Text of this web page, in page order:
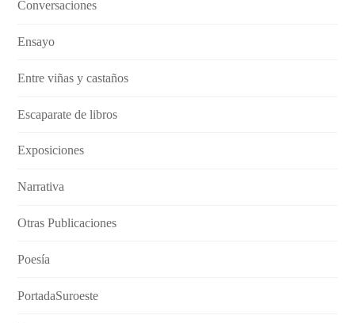
Conversaciones
Ensayo
Entre viñas y castaños
Escaparate de libros
Exposiciones
Narrativa
Otras Publicaciones
Poesía
PortadaSuroeste